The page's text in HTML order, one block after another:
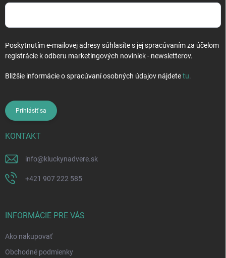
Poskytnutím e-mailovej adresy súhlasíte s jej spracúvaním za účelom
registrácie k odberu marketingových noviniek - newsletterov.
Bližšie informácie o spracúvaní osobných údajov nájdetetu.
Prihlásiť sa
KONTAKT
info@kluckynadvere.sk
+421 907 222 585
INFORMÁCIE PRE VÁS
Ako nakupovať
Obchodné podmienky